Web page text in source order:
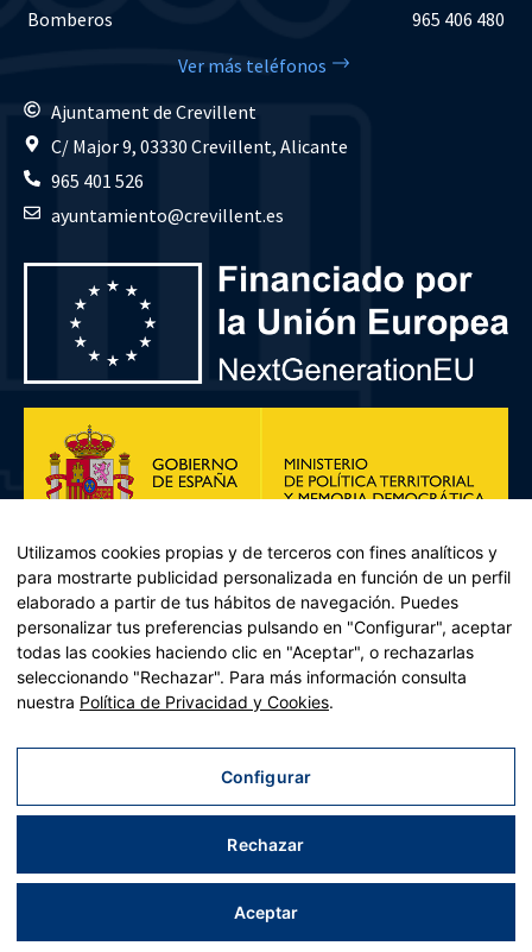
Bomberos
965 406 480
Ver más teléfonos
Ajuntament de Crevillent
C/ Major 9, 03330 Crevillent, Alicante
965 401 526
ayuntamiento@crevillent.es
Plan de Recuperación, Transformación y Resiliencia – Financiado por
Recuperación y resiliencia, establecido por el Reglamento (UE)
2021/241 del Parlamento Europeo y del Consejo, de 12 de febrero
Aviso legal|Política de privacidad|Política de cookies|Accesibilidad|Mapa web
| Desarrollado porTrestristes
Utilizamos cookies propias y de terceros con fines analíticos y
para mostrarte publicidad personalizada en función de un perfil
elaborado a partir de tus hábitos de navegación. Puedes
personalizar tus preferencias pulsando en "Configurar", aceptar
todas las cookies haciendo clic en "Aceptar", o rechazarlas
seleccionando "Rechazar". Para más información consulta
nuestra Política de Privacidad y Cookies.
Configurar
Rechazar
Aceptar